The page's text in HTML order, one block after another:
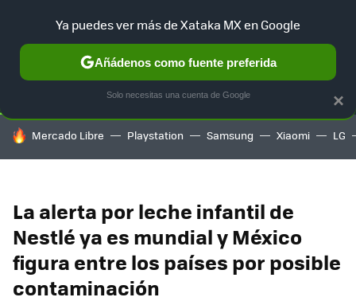
SELECCIÓN GAMING HOME AUTO TERRITORIO
HOY SE HABLA DE
Mercado Libre Playstation Samsung Xiaomi LG
La alerta por leche infantil de
Nestlé ya es mundial y México
figura entre los países por posible
contaminación
×
Ya puedes ver más de Xataka MX en Google
Añádenos como fuente preferida
Solo necesitas una cuenta de Google